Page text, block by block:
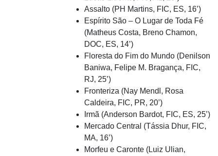
Assalto (PH Martins, FIC, ES, 16’)
Espírito São – O Lugar de Toda Fé
(Matheus Costa, Breno Chamon,
DOC, ES, 14’)
Floresta do Fim do Mundo (Denilson
Baniwa, Felipe M. Bragança, FIC,
RJ, 25’)
Fronteriza (Nay Mendl, Rosa
Caldeira, FIC, PR, 20’)
Irmã (Anderson Bardot, FIC, ES, 25’)
Mercado Central (Tássia Dhur, FIC,
MA, 16’)
Morfeu e Caronte (Luiz Ulian,